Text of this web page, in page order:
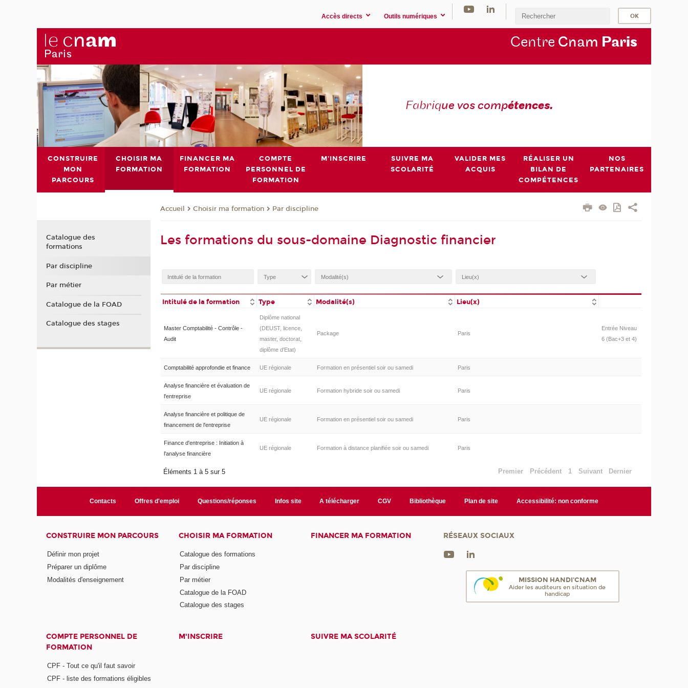
Accès directs Outils numériques
Centre Cnam Paris
Fabrique vos compétences.
CONSTRUIRE
MON
PARCOURS
CHOISIR MA
FORMATION
FINANCER MA
FORMATION
COMPTE
PERSONNEL DE
FORMATION
M'INSCRIRE
SUIVRE MA
SCOLARITÉ
VALIDER MES
ACQUIS
RÉALISER UN
BILAN DE
COMPÉTENCES
NOS
PARTENAIRES
Accueil Choisir ma formation Par discipline
Les formations du sous-domaine Diagnostic financier
Intitulé de la formation Type Modalité(s) Lieu(x)
Master Comptabilité - Contrôle -
Audit
Diplôme national
(DEUST, licence,
master, doctorat,
diplôme d'Etat)
Package Paris
Entrée Niveau
6 (Bac+3 et 4)
Comptabilité approfondie et finance UE régionale Formation en présentiel soir ou samedi Paris
Analyse financière et évaluation de
l'entreprise
UE régionale Formation hybride soir ou samedi Paris
Analyse financière et politique de
financement de l'entreprise
UE régionale Formation en présentiel soir ou samedi Paris
Finance d'entreprise : Initiation à
l'analyse financière
UE régionale Formation à distance planifiée soir ou samedi Paris
Éléments 1 à 5 sur 5 Premier Précédent 1 Suivant Dernier
Catalogue des
formations
Par discipline
Par métier
Catalogue de la FOAD
Catalogue des stages
Contacts Offres d'emploi Questions/réponses Infos site A télécharger CGV Bibliothèque Plan de site Accessibilité: non conforme
CONSTRUIRE MON PARCOURS
Définir mon projet
Préparer un diplôme
Modalités d'enseignement
CHOISIR MA FORMATION
Catalogue des formations
Par discipline
Par métier
Catalogue de la FOAD
Catalogue des stages
FINANCER MA FORMATION
COMPTE PERSONNEL DE
FORMATION
CPF - Tout ce qu'il faut savoir
CPF - liste des formations éligibles
M'INSCRIRE SUIVRE MA SCOLARITÉ
RÉSEAUX SOCIAUX
MISSION HANDI'CNAM
Aider les auditeurs en situation de
handicap